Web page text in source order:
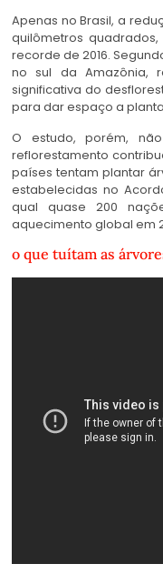
Apenas no Brasil, a
quilômetros
recorde de 2016.
no sul da Amazônia,
significativa do
para dar espaço a
O estudo, porém,
reflorestamento
países tentam plantar
estabelecidas no
qual quase 200
aquecimento global em
o que tuítam as